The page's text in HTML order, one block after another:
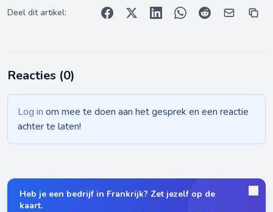
Deel dit artikel:
Reacties (0)
Log in om mee te doen aan het gesprek en een reactie
achter te laten!
Heb je een bedrijf in Frankrijk? Zet jezelf op de
kaart.